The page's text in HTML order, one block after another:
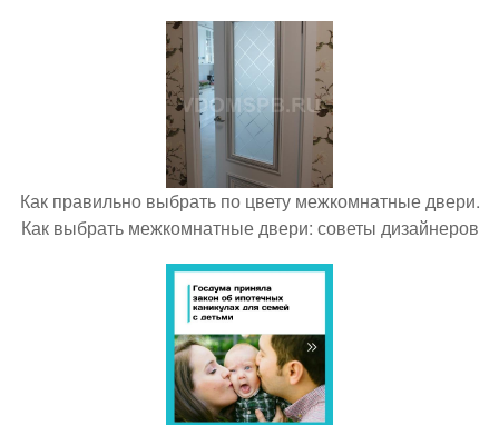
Как правильно выбрать по цвету межкомнатные двери.
Как выбрать межкомнатные двери: советы дизайнеров